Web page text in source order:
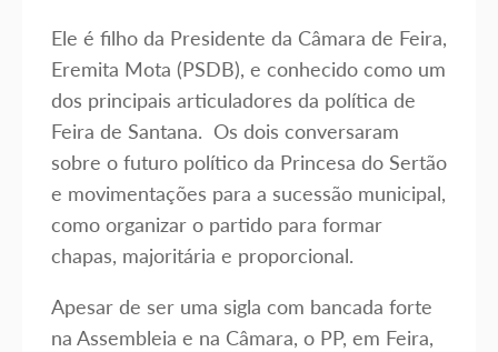
Ele é filho da Presidente da Câmara de Feira,
Eremita Mota (PSDB), e conhecido como um
dos principais articuladores da política de
Feira de Santana. Os dois conversaram
sobre o futuro político da Princesa do Sertão
e movimentações para a sucessão municipal,
como organizar o partido para formar
chapas, majoritária e proporcional.
Apesar de ser uma sigla com bancada forte
na Assembleia e na Câmara, o PP, em Feira,